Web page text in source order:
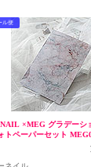
ル便
×MEG グラデーシ
トペーパーセット